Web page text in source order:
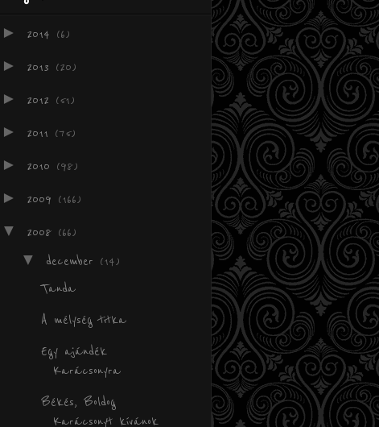
► 2014 (6)
► 2013 (20)
► 2012 (51)
► 2011 (75)
► 2010 (98)
► 2009 (166)
▼ 2008 (66)
▼ december (14)
Tanda
A mélység titka
Egy ajándék
Karácsonyra
Békés, Boldog
Karácsonyt kívánok